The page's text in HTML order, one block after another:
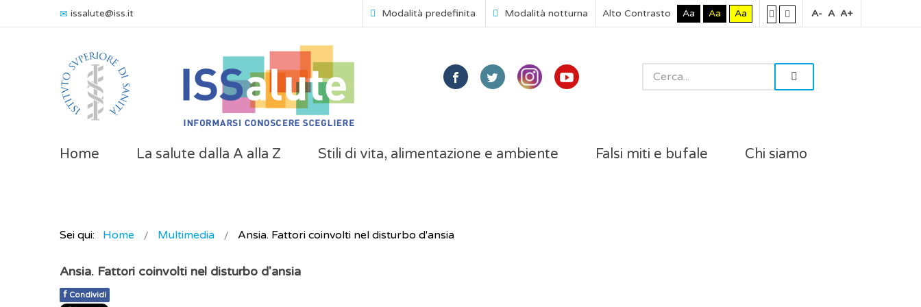
issalute@iss.it Modalità predefinita Modalità notturna Alto Contrasto Aa Aa Aa A- A A+
Home La salute dalla A alla Z Stili di vita, alimentazione e ambiente Falsi miti e bufale Chi siamo
Sei qui: Home Multimedia Ansia. Fattori coinvolti nel disturbo d'ansia
Ansia. Fattori coinvolti nel disturbo d'ansia
f Condividi